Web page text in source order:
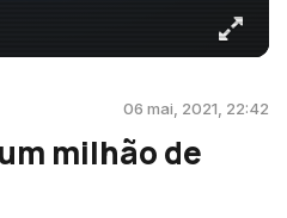
06 mai, 2021, 22:42
milhão de